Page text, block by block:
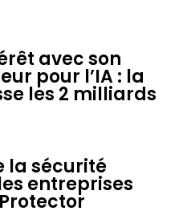
avec son
pour l’IA : la
les 2 milliards
la sécurité
entreprises